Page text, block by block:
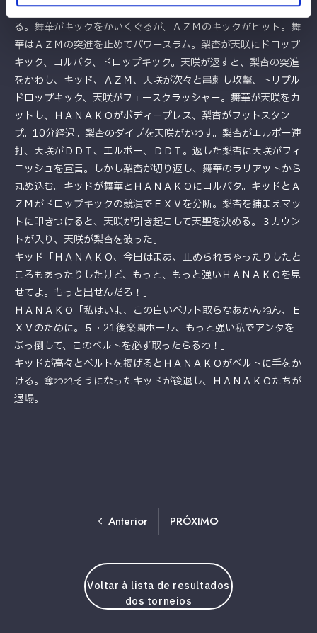
ンバスター。ＡＺＭが返すと、舞華のラリアットをかわしてみせ
る。舞華がキックをかいくぐるが、ＡＺＭのキックがヒット。舞
華はＡＺＭの突進を止めてパワースラム。梨杏が天咲にドロップ
キック、コルバタ、ドロップキック。天咲が返すと、梨杏の突進
をかわし、キッド、ＡＺＭ、天咲が次々と串刺し攻撃、トリプル
ドロップキック、天咲がフェースクラッシャー。舞華が天咲をカ
ットし、ＨＡＮＡＫＯがボディープレス、梨杏がフットスタン
プ。10分経過。梨杏のダイブを天咲がかわす。梨杏がエルボー連
打、天咲がＤＤＴ、エルボー、ＤＤＴ。返した梨杏に天咲がフィ
ニッシュを宣言。しかし梨杏が切り返し、舞華のラリアットから
丸め込む。キッドが舞華とＨＡＮＡＫＯにコルバタ。キッドとＡ
ＺＭがドロップキックの競演でＥＸＶを分断。梨杏を捕まえマッ
トに叩きつけると、天咲が引き起こして天聖を決める。３カウン
トが入り、天咲が梨杏を破った。
キッド「ＨＡＮＡＫＯ、今日はまあ、止められちゃったりしたと
ころもあったりしたけど、もっと、もっと強いＨＡＮＡＫＯを見
せてよ。もっと出せんだろ！」
ＨＡＮＡＫＯ「私はいま、この白いベルト取らなあかんねん、Ｅ
ＸＶのために。５・21後楽園ホール、もっと強い私でアンタを
ぶっ倒して、このベルトを必ず取ったらるわ！」
キッドが高々とベルトを掲げるとＨＡＮＡＫＯがベルトに手をか
ける。奪われそうになったキッドが後退し、ＨＡＮＡＫＯたちが
退場。
Anterior PRÓXIMO
Voltar à lista de resultados
dos torneios